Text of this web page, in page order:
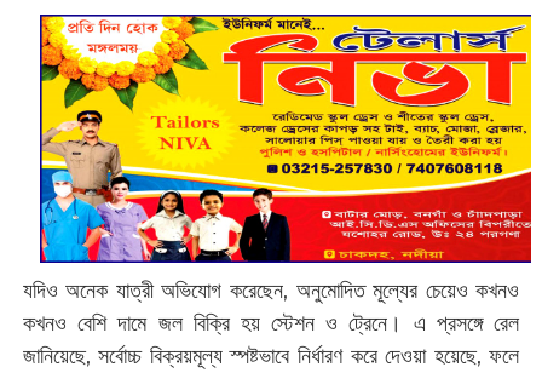
যদিও অনেক যাত্রী অভিযোগ করেছেন, অনুমোদিত মূল্যের চেয়েও কখনও
কখনও বেশি দামে জল বিক্রি হয় স্টেশন ও ট্রেনে। এ প্রসঙ্গে রেল
জানিয়েছে, সর্বোচ্চ বিক্রয়মূল্য স্পষ্টভাবে নির্ধারণ করে দেওয়া হয়েছে, ফলে